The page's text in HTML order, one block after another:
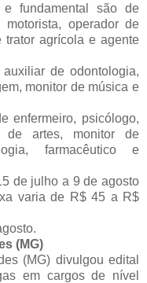
fundamental são de
operador de
trator agrícola e agente
de odontologia,
monitor de música e
enfermeiro, psicólogo,
de artes, monitor de
farmacêutico e
de julho a 9 de agosto
varia de R$ 45 a R$
(MG)
(MG) divulgou edital
em cargos de nível